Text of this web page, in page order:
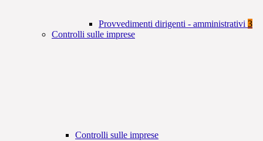
Provvedimenti dirigenti - amministrativi 3
Controlli sulle imprese
Controlli sulle imprese